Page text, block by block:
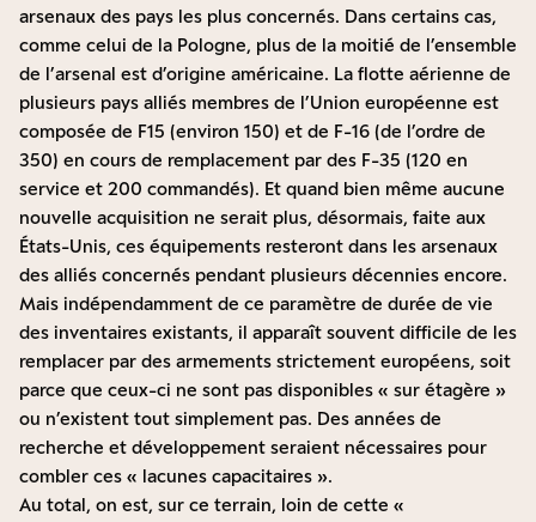
arsenaux des pays les plus concernés. Dans certains cas,
comme celui de la Pologne, plus de la moitié de l’ensemble
de l’arsenal est d’origine américaine. La flotte aérienne de
plusieurs pays alliés membres de l’Union européenne est
composée de F15 (environ 150) et de F-16 (de l’ordre de
350) en cours de remplacement par des F-35 (120 en
service et 200 commandés). Et quand bien même aucune
nouvelle acquisition ne serait plus, désormais, faite aux
États-Unis, ces équipements resteront dans les arsenaux
des alliés concernés pendant plusieurs décennies encore.
Mais indépendamment de ce paramètre de durée de vie
des inventaires existants, il apparaît souvent difficile de les
remplacer par des armements strictement européens, soit
parce que ceux-ci ne sont pas disponibles « sur étagère »
ou n’existent tout simplement pas. Des années de
recherche et développement seraient nécessaires pour
combler ces « lacunes capacitaires ».
Au total, on est, sur ce terrain, loin de cette «